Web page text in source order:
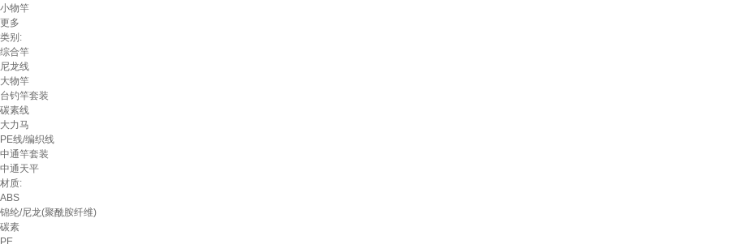
小物竿
更多
类别:
综合竿
尼龙线
大物竿
台钓竿套装
碳素线
大力马
PE线/编织线
中通竿套装
中通天平
材质:
ABS
锦纶/尼龙(聚酰胺纤维)
碳素
PE